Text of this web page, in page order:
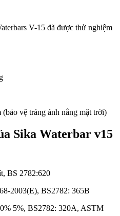
V-15 đã được thử nghiệm
vệ tráng ánh nắng mặt trời)
Sika Waterbar v15
BS 2782:620
2003(E), BS2782: 365B
5%, BS2782: 320A, ASTM